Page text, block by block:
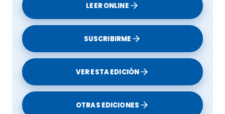
LEER ONLINE
SUSCRIBIRME
VER ESTA EDICIÓN
OTRAS EDICIONES